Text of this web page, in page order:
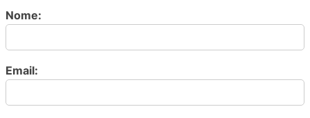
Nome:
Email: